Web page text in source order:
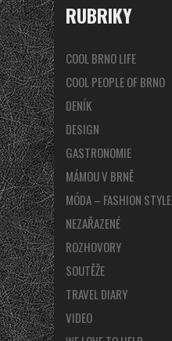
RUBRIKY
COOL BRNO LIFE
COOL PEOPLE OF BRNO
DENÍK
DESIGN
GASTRONOMIE
MÁMOU V BRNĚ
MÓDA – FASHION STYLE
NEZAŘAZENÉ
ROZHOVORY
SOUTĚŽE
TRAVEL DIARY
VIDEO